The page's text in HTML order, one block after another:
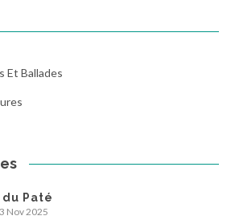
Et Ballades
Paté
Nov 2025